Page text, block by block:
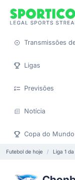
Transmissões
Ligas
Previsões
Notícia
Copa do Mundo
Futebol de hoje Liga 1